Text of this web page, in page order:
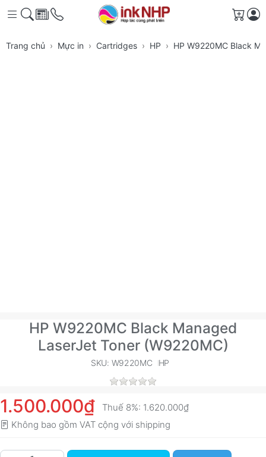
Giỏ
Trang chủ Mực in Cartridges HP HP W9220MC Black
HP W9220MC Black Managed
LaserJet Toner (W9220MC)
SKU: W9220MC HP
1.500.000₫ Thuế 8%: 1.620.000₫
Không bao gồm VAT cộng với shipping